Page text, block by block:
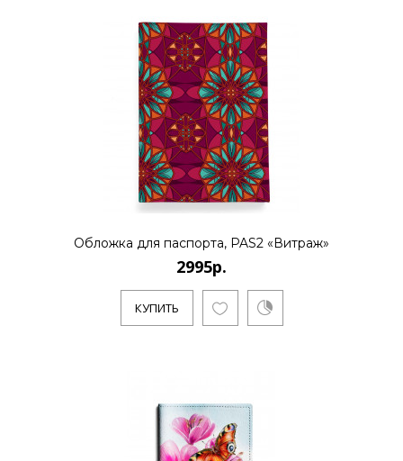
Обложка для паспорта, PAS2 «Витраж»
2995р.
КУПИТЬ